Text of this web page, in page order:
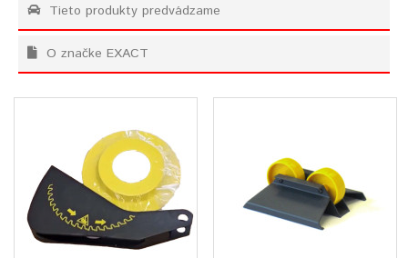
Tieto produkty predvádzame
O značke EXACT